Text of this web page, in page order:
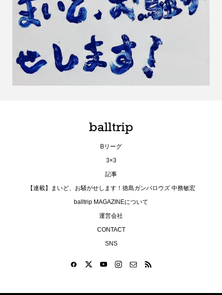
Bリーグ
3×3
記事
【連載】まいど、お騒がせします！徳島ガンバロウズ 中務敏宏
balltrip MAGAZINEについて
運営会社
CONTACT
SNS